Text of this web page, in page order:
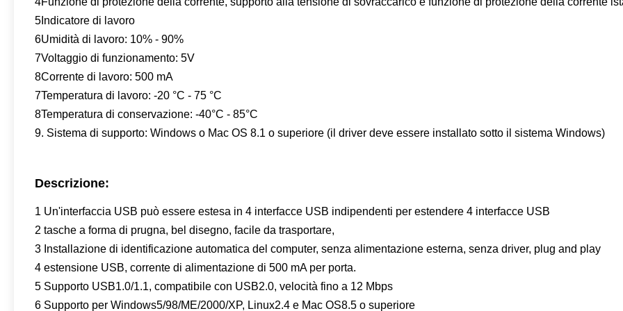
5Indicatore di lavoro
6Umidità di lavoro: 10% - 90%
7Voltaggio di funzionamento: 5V
8Corrente di lavoro: 500 mA
7Temperatura di lavoro: -20 °C - 75 °C
8Temperatura di conservazione: -40°C - 85°C
9. Sistema di supporto: Windows o Mac OS 8.1 o superiore (il driver deve essere installato sotto il sistema Windows)
Descrizione:
1 Un'interfaccia USB può essere estesa in 4 interfacce USB indipendenti per estendere 4 interfacce USB
2 tasche a forma di prugna, bel disegno, facile da trasportare,
3 Installazione di identificazione automatica del computer, senza alimentazione esterna, senza driver, plug and play
4 estensione USB, corrente di alimentazione di 500 mA per porta.
5 Supporto USB1.0/1.1, compatibile con USB2.0, velocità fino a 12 Mbps
6 Supporto per Windows5/98/ME/2000/XP, Linux2.4 e Mac OS8.5 o superiore